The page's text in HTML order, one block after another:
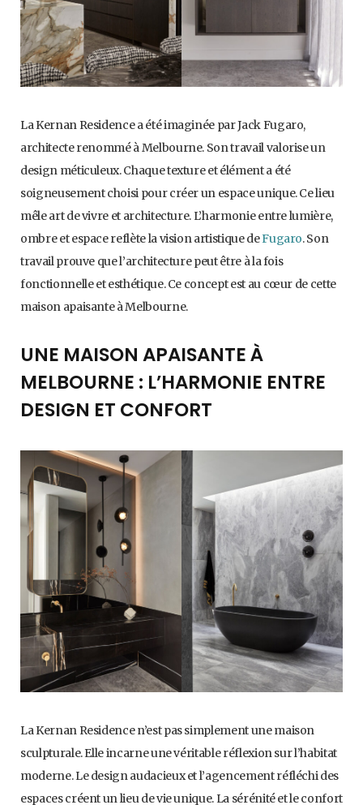
La Kernan Residence a été imaginée par Jack Fugaro,
architecte renommé à Melbourne. Son travail valorise un
design méticuleux. Chaque texture et élément a été
soigneusement choisi pour créer un espace unique. Ce lieu
mêle art de vivre et architecture. L’harmonie entre lumière,
ombre et espace reflète la vision artistique deFugaro. Son
travail prouve que l’architecture peut être à la fois
fonctionnelle et esthétique. Ce concept est au cœur de cette
maison apaisante à Melbourne.
UNE MAISON APAISANTE À
MELBOURNE : L’HARMONIE ENTRE
DESIGN ET CONFORT
La Kernan Residence n’est pas simplement une maison
sculpturale. Elle incarne une véritable réflexion sur l’habitat
moderne. Le design audacieux et l’agencement réfléchi des
espaces créent un lieu de vie unique. La sérénité et le confort